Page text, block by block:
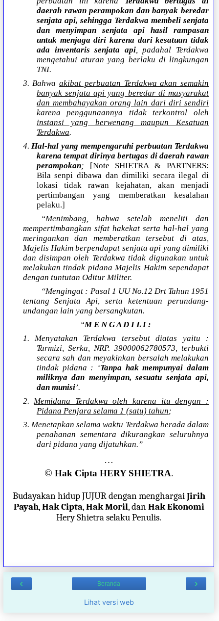
daerah rawan perampokan dan banyak beredar
senjata api, sehingga Terdakwa membeli senjata
dan menyimpan senjata api hasil rampasan
untuk menjaga diri karena dari kesatuan tidak
ada inventaris senjata api, padahal Terdakwa
mengetahui aturan yang berlaku di lingkungan
TNI.
3. Bahwaakibat perbuatan Terdakwa akan semakin
banyak senjata api yang beredar di masyarakat
dan membahayakan orang lain dari diri sendiri
karena penggunaannya tidak terkontrol oleh
instansi yang berwenang maupun Kesatuan
Terdakwa.
4.Hal-hal yang mempengaruhi perbuatan Terdakwa
karena tempat dirinya bertugas di daerah rawan
perampokan; [Note SHIETRA & PARTNERS:
Bila senpi dibawa dan dimiliki secara ilegal di
lokasi tidak rawan kejahatan, akan menjadi
pertimbangan yang memberatkan kesalahan
pelaku.]
“Menimbang, bahwa setelah meneliti dan
mempertimbangkan sifat hakekat serta hal-hal yang
meringankan dan memberatkan tersebut di atas,
Majelis Hakim berpendapat senjata api yang dimiliki
dan disimpan oleh Terdakwa tidak digunakan untuk
melakukan tindak pidana Majelis Hakim sependapat
dengan tuntutan Oditur Militer.
“Mengingat : Pasal 1 UU No.12 Drt Tahun 1951
tentang Senjata Api, serta ketentuan perundang-
undangan lain yang bersangkutan.
“M E N G A D I L I :
1. Menyatakan Terdakwa tersebut diatas yaitu :
Tarmizi, Serka, NRP. 39000062780573, terbukti
secara sah dan meyakinkan bersalah melakukan
tindak pidana : ‘Tanpa hak mempunyai dalam
miliknya dan menyimpan, sesuatu senjata api,
dan munisi’.
2.Memidana Terdakwa oleh karena itu dengan :
Pidana Penjara selama 1 (satu) tahun;
3. Menetapkan selama waktu Terdakwa berada dalam
penahanan sementara dikurangkan seluruhnya
dari pidana yang dijatuhkan.”
…
© Hak Cipta HERY SHIETRA.
Budayakan hidup JUJUR dengan menghargaiJirih
Payah,Hak Cipta,Hak Moril, danHak Ekonomi
Hery Shietra selaku Penulis.
‹ ›
Beranda
Lihat versi web